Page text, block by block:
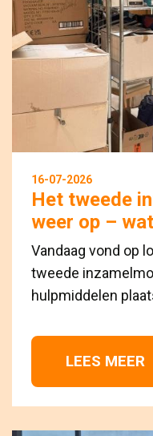
16-07-2026
Het tweede
weer op –
Vandaag vond op
tweede
hulpmiddelen
LEES MEER